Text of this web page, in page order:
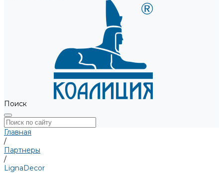
Поиск
Главная
/
Партнеры
/
LignaDecor